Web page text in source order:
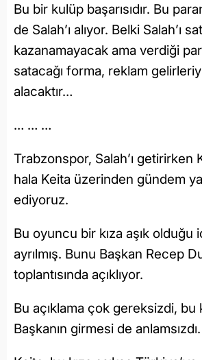
Bu bir kulüp başarısıdır. Bu
de Salah’ı alıyor. Belki Salah’ı
kazanamayacak ama verdiği
satacağı forma, reklam
alacaktır…
… … …
Trabzonspor, Salah’ı getirirken
hala Keita üzerinden gündem
ediyoruz.
Bu oyuncu bir kıza aşık olduğu
ayrılmış. Bunu Başkan Recep
toplantısında açıklıyor.
Bu açıklama çok gereksizdi, bu
Başkanın girmesi de anlamsızdı.